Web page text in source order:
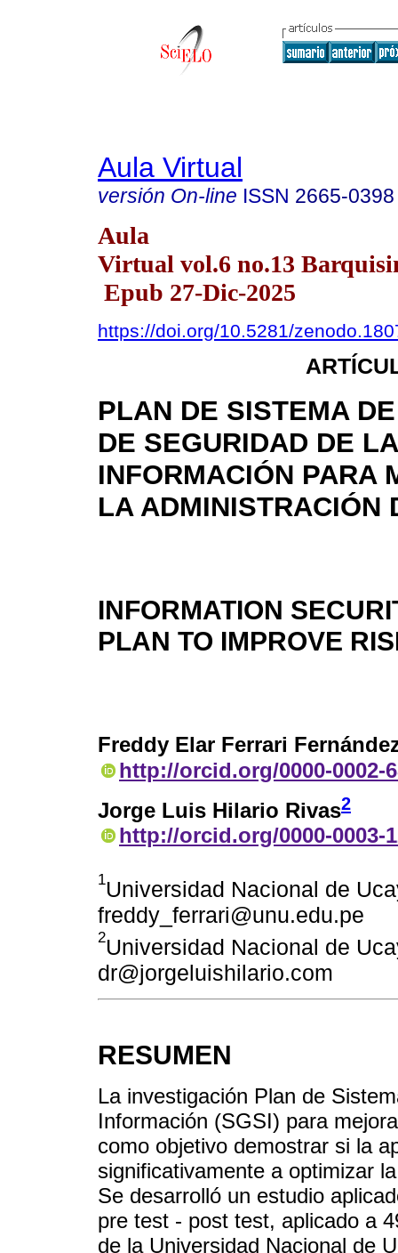
Aula Virtual
versión On-line ISSN 2665-0398
Aula
Virtual vol.6 no.13
Epub 27-Dic-2025
https://doi.org/10.5281/
PLAN DE SISTEMA
DE SEGURIDAD DE LA
INFORMACIÓN PARA
LA ADMINISTRACIÓN
INFORMATION
PLAN TO IMPROVE
Freddy Elar Ferrari
http://orcid.org/0000-0002-
Jorge Luis Hilario Rivas2
http://orcid.org/0000-0003-
1Universidad Nacional de
freddy_ferrari@unu.edu.pe
2Universidad Nacional de
dr@jorgeluishilario.com
RESUMEN
La investigación Plan de
Información (SGSI) para
como objetivo demostrar si la
significativamente a optimizar
Se desarrolló un estudio
pre test - post test, aplicado a
de la Universidad Nacional de